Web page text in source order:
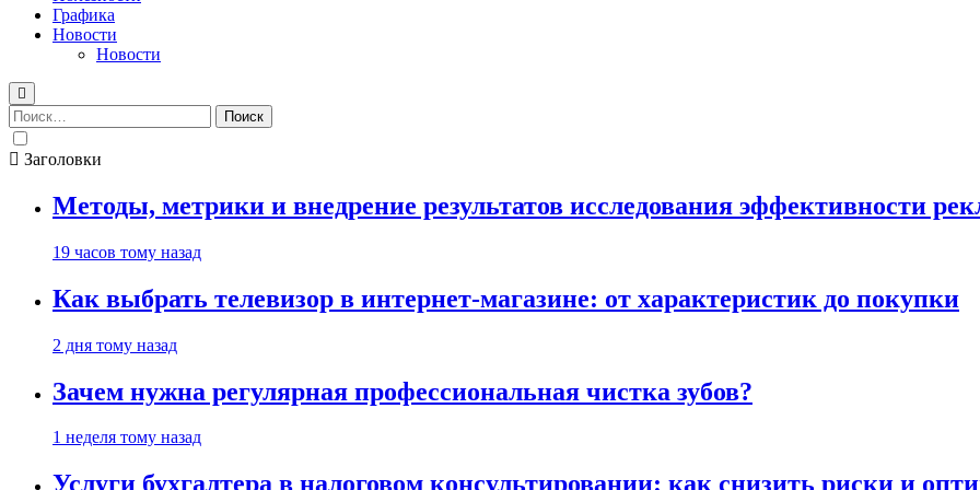
Графика
Новости
Новости
Найти:
Заголовки
Методы, метрики и внедрение результатов исследования эффективности
19 часов тому назад
Как выбрать телевизор в интернет-магазине: от характеристик до покупки
2 дня тому назад
Зачем нужна регулярная профессиональная чистка зубов?
1 неделя тому назад
Услуги бухгалтера в налоговом консультировании: как снизить риски и